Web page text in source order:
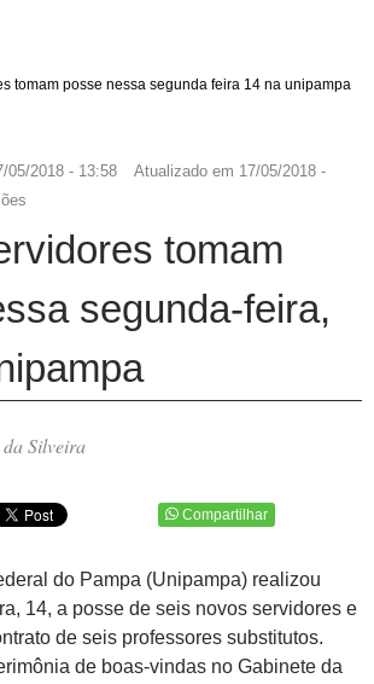
tomam posse nessa segunda feira 14 na unipampa
05/2018 - 13:58 Atualizado em 17/05/2018 -
tomam
segunda-feira,
Silveira
Compartilhar
do Pampa (Unipampa) realizou
14, a posse de seis novos servidores e
de seis professores substitutos.
de boas-vindas no Gabinete da